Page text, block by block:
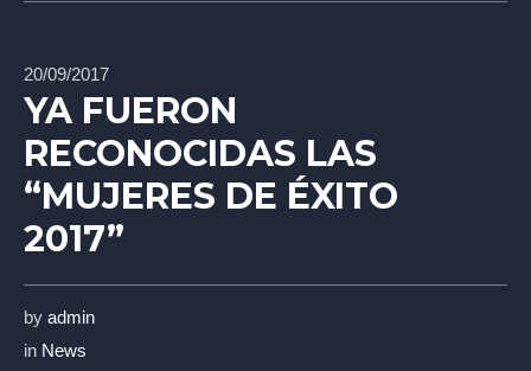
20/09/2017
YA FUERON
RECONOCIDAS LAS
“MUJERES DE ÉXITO
2017”
by admin
in News